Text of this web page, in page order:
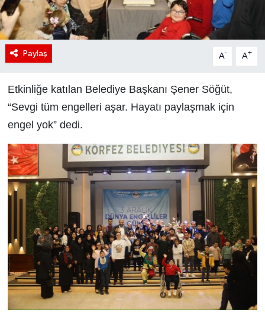
Paylaş A- A+
Etkinliğe katılan Belediye Başkanı Şener Söğüt,
“Sevgi tüm engelleri aşar. Hayatı paylaşmak için
engel yok” dedi.